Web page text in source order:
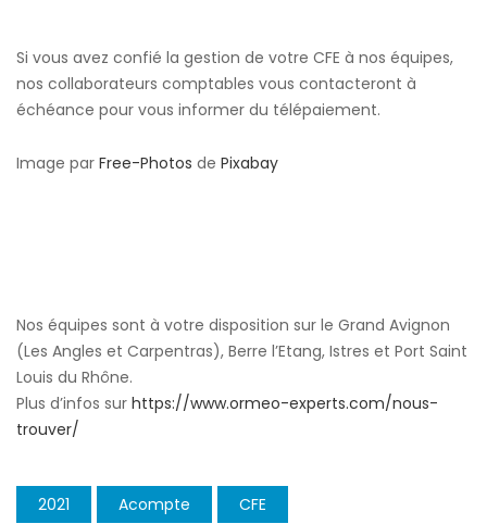
Si vous avez confié la gestion de votre CFE à nos équipes,
nos collaborateurs comptables vous contacteront à
échéance pour vous informer du télépaiement.
Image par Free-Photos de Pixabay
Nos équipes sont à votre disposition sur le Grand Avignon
(Les Angles et Carpentras), Berre l’Etang, Istres et Port Saint
Louis du Rhône.
Plus d’infos sur https://www.ormeo-experts.com/nous-
trouver/
2021 Acompte
CFE